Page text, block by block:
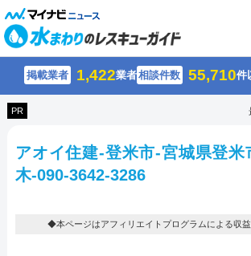
掲載業者 1,422業者相談件数 55,710件
PR
アオイ住建-登米市-宮城県登米
木-090-3642-3286
◆本ページはアフィリエイトプログラムによる収益